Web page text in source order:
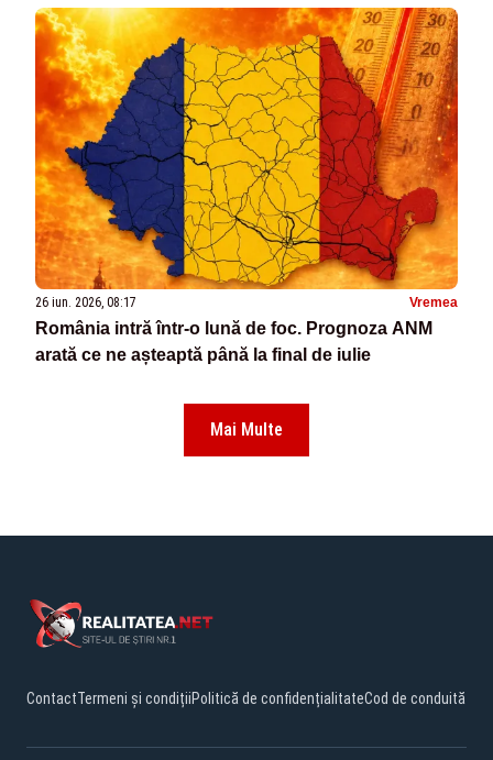
26 iun. 2026, 08:17 Vremea
România intră într-o lună de foc. Prognoza ANM
arată ce ne așteaptă până la final de iulie
Mai Multe
ContactTermeni și condițiiPolitică de confidențialitateCod de conduită